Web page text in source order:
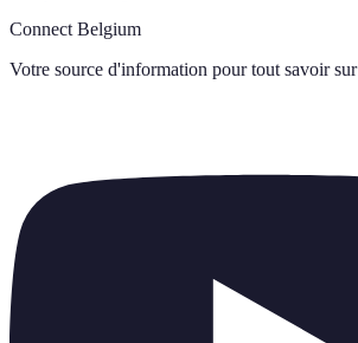
Connect Belgium
Votre source d'information pour tout savoir sur